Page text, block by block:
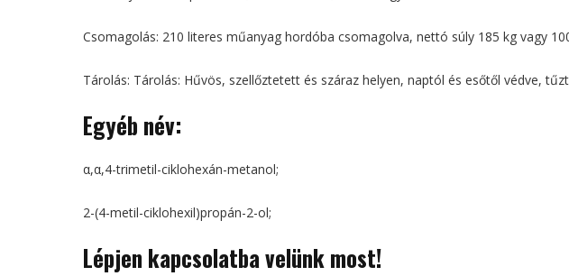
Csomagolás: 210 literes műanyag hordóba csomagolva, nettó súly 185 kg vagy
Tárolás: Tárolás: Hűvös, szellőztetett és száraz helyen, naptól és esőtől védve,
Egyéb név:
α,α,4-trimetil-ciklohexán-metanol;
2-(4-metil-ciklohexil)propán-2-ol;
Lépjen kapcsolatba velünk most!